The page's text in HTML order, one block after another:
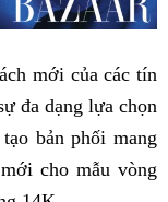
mới của các tín
đa dạng lựa chọn
bản phối mang
cho mẫu vòng